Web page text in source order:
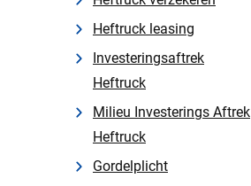
Heftruck leasing
Investeringsaftrek
Heftruck
Milieu Investerings Aftrek
Heftruck
Gordelplicht